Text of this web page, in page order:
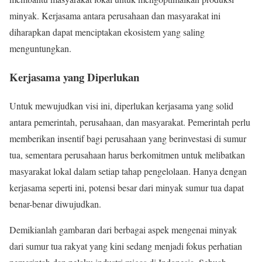
minyak. Kerjasama antara perusahaan dan masyarakat ini
diharapkan dapat menciptakan ekosistem yang saling
menguntungkan.
Kerjasama yang Diperlukan
Untuk mewujudkan visi ini, diperlukan kerjasama yang solid
antara pemerintah, perusahaan, dan masyarakat. Pemerintah perlu
memberikan insentif bagi perusahaan yang berinvestasi di sumur
tua, sementara perusahaan harus berkomitmen untuk melibatkan
masyarakat lokal dalam setiap tahap pengelolaan. Hanya dengan
kerjasama seperti ini, potensi besar dari minyak sumur tua dapat
benar-benar diwujudkan.
Demikianlah gambaran dari berbagai aspek mengenai minyak
dari sumur tua rakyat yang kini sedang menjadi fokus perhatian